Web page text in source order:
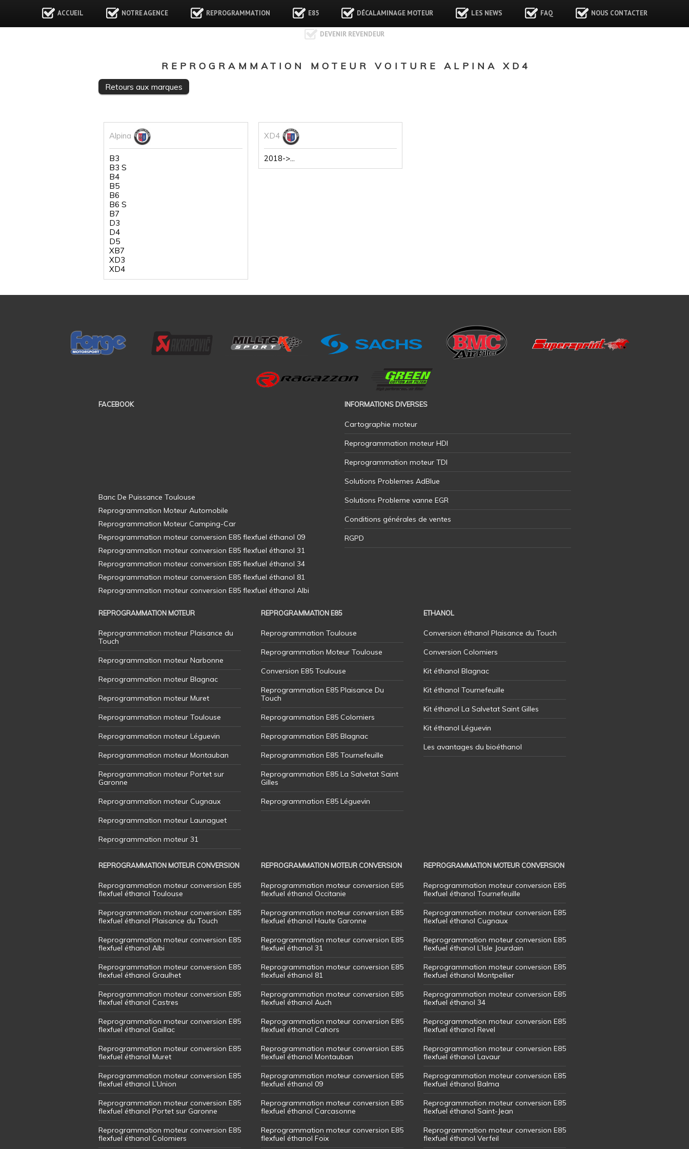
ACCUEIL NOTRE AGENCE REPROGRAMMATION E85 DÉCALAMINAGE MOTEUR LES NEWS FAQ NOUS CONTACTER
DEVENIR REVENDEUR
REPROGRAMMATION MOTEUR VOITURE ALPINA XD4
Retours aux marques
Alpina
B3
B3 S
B4
B5
B6
B6 S
B7
D3
D4
D5
XB7
XD3
XD4
XD4
2018->...
FACEBOOK INFORMATIONS DIVERSES
Cartographie moteur
Reprogrammation moteur HDI
Reprogrammation moteur TDI
Solutions Problemes AdBlue
Solutions Probleme vanne EGR
Conditions générales de ventes
RGPD
REPROGRAMMATION MOTEUR
Reprogrammation moteur Plaisance du
Touch
Reprogrammation moteur Narbonne
Reprogrammation moteur Blagnac
Reprogrammation moteur Muret
Reprogrammation moteur Toulouse
Reprogrammation moteur Léguevin
Reprogrammation moteur Montauban
Reprogrammation moteur Portet sur
Garonne
Reprogrammation moteur Cugnaux
Reprogrammation moteur Launaguet
Reprogrammation moteur 31
REPROGRAMMATION E85
Reprogrammation Toulouse
Reprogrammation Moteur Toulouse
Conversion E85 Toulouse
Reprogrammation E85 Plaisance Du
Touch
Reprogrammation E85 Colomiers
Reprogrammation E85 Blagnac
Reprogrammation E85 Tournefeuille
Reprogrammation E85 La Salvetat Saint
Gilles
Reprogrammation E85 Léguevin
ETHANOL
Conversion éthanol Plaisance du Touch
Conversion Colomiers
Kit éthanol Blagnac
Kit éthanol Tournefeuille
Kit éthanol La Salvetat Saint Gilles
Kit éthanol Léguevin
Les avantages du bioéthanol
REPROGRAMMATION MOTEUR CONVERSION
Reprogrammation moteur conversion E85
flexfuel éthanol Toulouse
Reprogrammation moteur conversion E85
flexfuel éthanol Plaisance du Touch
Reprogrammation moteur conversion E85
flexfuel éthanol Albi
Reprogrammation moteur conversion E85
flexfuel éthanol Graulhet
Reprogrammation moteur conversion E85
flexfuel éthanol Castres
Reprogrammation moteur conversion E85
flexfuel éthanol Gaillac
Reprogrammation moteur conversion E85
flexfuel éthanol Muret
Reprogrammation moteur conversion E85
flexfuel éthanol L’Union
Reprogrammation moteur conversion E85
flexfuel éthanol Portet sur Garonne
Reprogrammation moteur conversion E85
flexfuel éthanol Colomiers
REPROGRAMMATION MOTEUR CONVERSION
Reprogrammation moteur conversion E85
flexfuel éthanol Occitanie
Reprogrammation moteur conversion E85
flexfuel éthanol Haute Garonne
Reprogrammation moteur conversion E85
flexfuel éthanol 31
Reprogrammation moteur conversion E85
flexfuel éthanol 81
Reprogrammation moteur conversion E85
flexfuel éthanol Auch
Reprogrammation moteur conversion E85
flexfuel éthanol Cahors
Reprogrammation moteur conversion E85
flexfuel éthanol Montauban
Reprogrammation moteur conversion E85
flexfuel éthanol 09
Reprogrammation moteur conversion E85
flexfuel éthanol Carcasonne
Reprogrammation moteur conversion E85
flexfuel éthanol Foix
REPROGRAMMATION MOTEUR CONVERSION
Reprogrammation moteur conversion E85
flexfuel éthanol Tournefeuille
Reprogrammation moteur conversion E85
flexfuel éthanol Cugnaux
Reprogrammation moteur conversion E85
flexfuel éthanol L’Isle Jourdain
Reprogrammation moteur conversion E85
flexfuel éthanol Montpellier
Reprogrammation moteur conversion E85
flexfuel éthanol 34
Reprogrammation moteur conversion E85
flexfuel éthanol Revel
Reprogrammation moteur conversion E85
flexfuel éthanol Lavaur
Reprogrammation moteur conversion E85
flexfuel éthanol Balma
Reprogrammation moteur conversion E85
flexfuel éthanol Saint-Jean
Reprogrammation moteur conversion E85
flexfuel éthanol Verfeil
Banc De Puissance Toulouse
Reprogrammation Moteur Automobile
Reprogrammation Moteur Camping-Car
Reprogrammation moteur conversion E85 flexfuel éthanol 09
Reprogrammation moteur conversion E85 flexfuel éthanol 31
Reprogrammation moteur conversion E85 flexfuel éthanol 34
Reprogrammation moteur conversion E85 flexfuel éthanol 81
Reprogrammation moteur conversion E85 flexfuel éthanol Albi